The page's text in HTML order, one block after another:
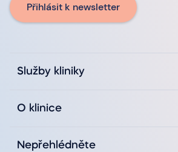
Přihlásit k newsletter
Služby kliniky
O klinice
Nepřehlédněte